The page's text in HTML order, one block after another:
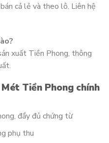
cả lẻ và theo lô. Liên hệ
xuất Tiền Phong, thông
Tiền Phong chính
đầy đủ chứng từ
phụ thu